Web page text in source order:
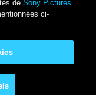
deSony Pictures
ci-